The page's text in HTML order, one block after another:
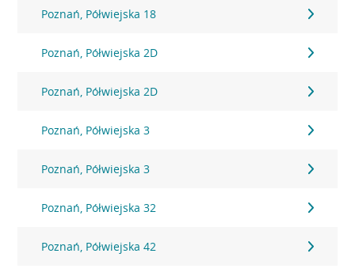
Poznań, Półwiejska 18
Poznań, Półwiejska 2D
Poznań, Półwiejska 2D
Poznań, Półwiejska 3
Poznań, Półwiejska 3
Poznań, Półwiejska 32
Poznań, Półwiejska 42